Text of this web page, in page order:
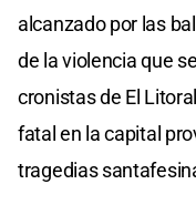
alcanzado por las
de la violencia que
cronistas de El
fatal en la capital
tragedias